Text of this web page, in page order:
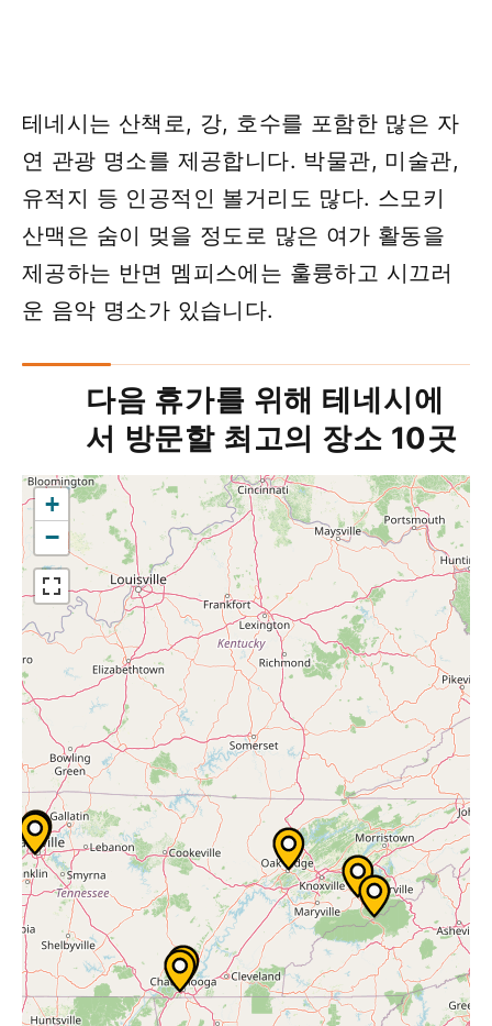
테네시는 산책로, 강, 호수를 포함한 많은 자
연 관광 명소를 제공합니다. 박물관, 미술관,
유적지 등 인공적인 볼거리도 많다. 스모키
산맥은 숨이 멎을 정도로 많은 여가 활동을
제공하는 반면 멤피스에는 훌륭하고 시끄러
운 음악 명소가 있습니다.
다음 휴가를 위해 테네시에
서 방문할 최고의 장소 10곳
+
−